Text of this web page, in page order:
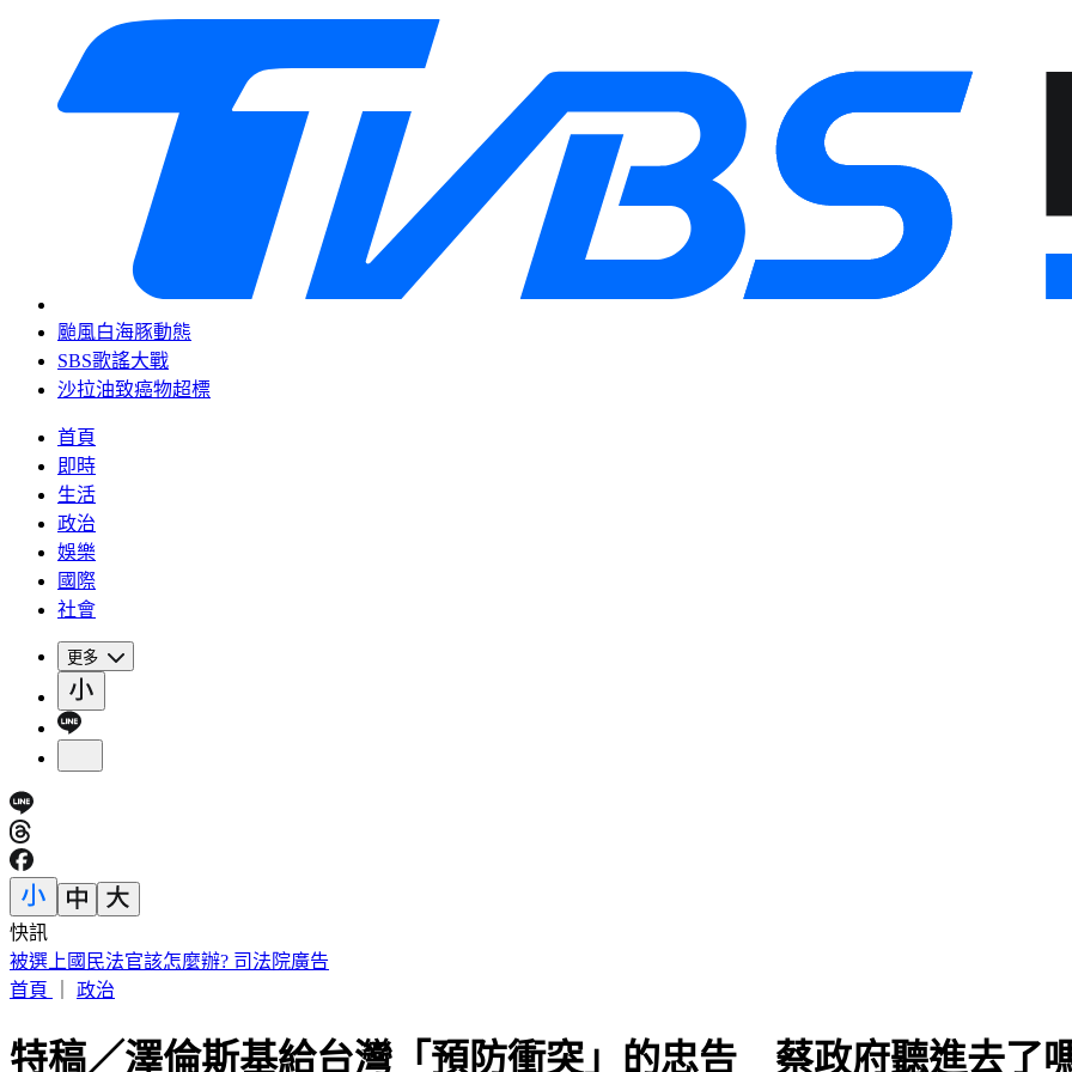
颱風白海豚動態
SBS歌謠大戰
沙拉油致癌物超標
首頁
即時
生活
政治
娛樂
國際
社會
更多
快訊
被選上國民法官該怎麼辦? 司法院廣告
首頁
政治
特稿／澤倫斯基給台灣「預防衝突」的忠告 蔡政府聽進